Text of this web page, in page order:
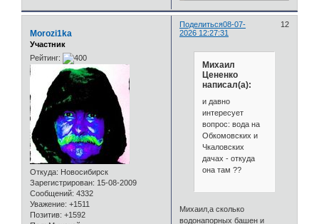
Поделиться 12
08-07-
2026 12:27:31
Morozi1ka
Участник
Рейтинг:
Откуда: Новосибирск
Зарегистрирован: 15-08-2009
Сообщений: 4332
Уважение: +1511
Позитив: +1592
Михаил
Цененко
написал(а):
и давно
интересует
вопрос: вода на
Обкомовских и
Чкаловских
дачах - откуда
она там ??
Михаил,а сколько
водонапорных башен и